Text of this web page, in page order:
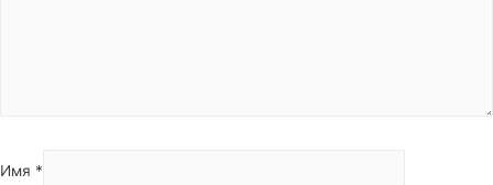
Имя *